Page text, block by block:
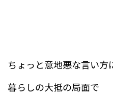
ちょっと意地悪な言い方
暮らしの大抵の局面で